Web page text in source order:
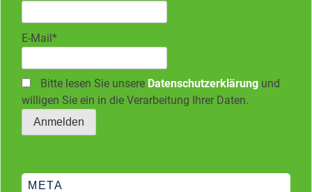
E-Mail*
Bitte lesen Sie unsere Datenschutzerklärung und
willigen Sie ein in die Verarbeitung Ihrer Daten.
META